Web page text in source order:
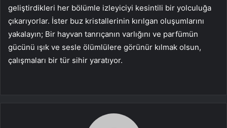
geliştirdikleri her bölümle izleyiciyi kesintili bir yolculuğa
çıkarıyorlar. İster buz kristallerinin kırılgan oluşumlarını
yakalayın; Bir hayvan tanrıçanın varlığını ve parfümün
gücünü ışık ve sesle ölümlülere görünür kılmak olsun,
çalışmaları bir tür sihir yaratıyor.